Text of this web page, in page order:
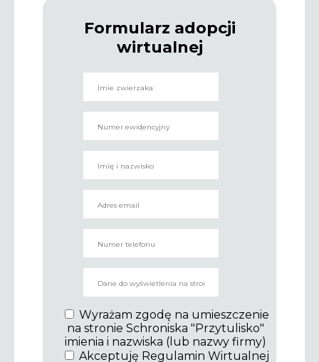
Formularz adopcji
wirtualnej
Wyrażam zgodę na umieszczenie
na stronie Schroniska "Przytulisko"
imienia i nazwiska (lub nazwy firmy)
Akceptuję Regulamin Wirtualnej